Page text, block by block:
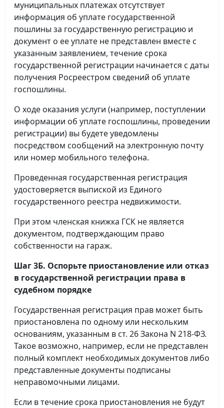
муниципальных платежах отсутствует
информация об уплате государственной
пошлины за государственную регистрацию и
документ о ее уплате не представлен вместе с
указанным заявлением, течение срока
государственной регистрации начинается с даты
получения Росреестром сведений об уплате
госпошлины.
О ходе оказания услуги (например, поступлении
информации об уплате госпошлины, проведении
регистрации) вы будете уведомлены
посредством сообщений на электронную почту
или номер мобильного телефона.
Проведенная государственная регистрация
удостоверяется выпиской из Единого
государственного реестра недвижимости.
При этом членская книжка ГСК не является
документом, подтверждающим право
собственности на гараж.
Шаг 3Б. Оспорьте приостановление или отказ
в государственной регистрации права в
судебном порядке
Государственная регистрация прав может быть
приостановлена по одному или нескольким
основаниям, указанным в ст. 26 Закона N 218-ФЗ.
Такое возможно, например, если не представлен
полный комплект необходимых документов либо
представленные документы подписаны
неправомочными лицами.
Если в течение срока приостановления не будут